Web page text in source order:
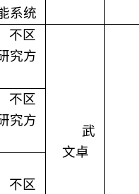
系统
不区
究方
武
文卓
不区
究方
不区